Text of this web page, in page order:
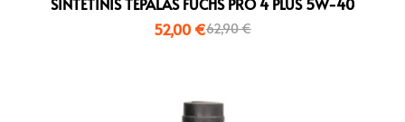
62,90€
52,00 €